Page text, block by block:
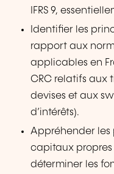
IFRS 9,
Identifier les
rapport aux
applicables en
CRC relatifs aux
devises et aux
d’intérêts).
Appréhender les
capitaux propres
déterminer les